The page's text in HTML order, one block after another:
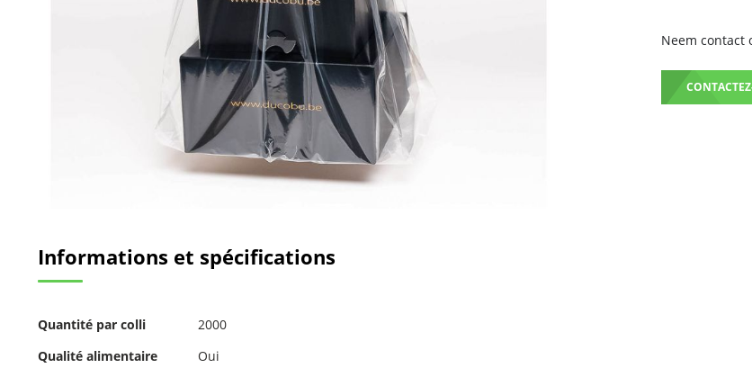
Neem contact
début
de
la
d’images
Informations et spécifications
Pour
d'informations
Quantité par colli
2000
Qualité alimentaire
Oui